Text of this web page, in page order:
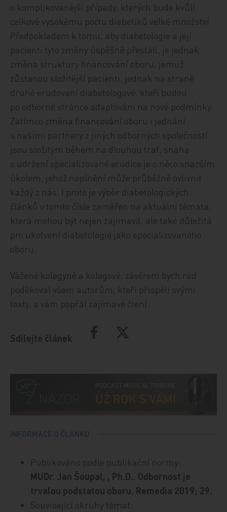
o komplikovanější případy, kterých bude kvůli
celkově vysokému počtu diabetiků velké množství.
Předpokladem k tomu, aby diabetologie a její
pacienti tyto změny úspěšně přestáli, je jednak
změna struktury financování oboru, jemuž
zůstanou složitější pacienti, jednak na straně
druhé erudovaní diabetologové, kteří budou
po odborné stránce adaptováni na nové podmínky.
Zatímco změna financování oboru i jednání
s našimi partnery z jiných odborných společností
jsou složitým během na dlouhou trať, snaha
o udržení specializované erudice je o něco snazším
úkolem, jehož naplnění může průběžně ovlivnit
každý z nás. I proto je výběr diabetologických
článků v tomto čísle zaměřen na aktuální témata,
která mohou být nejen zajímavá, ale také důležitá
pro ukotvení diabetologie jako specializovaného
oboru.
Vážené kolegyně a kolegové, závěrem bych rád
poděkoval všem autorům, kteří přispěli svými
texty, a vám popřál zajímavé čtení.
Sdílejte článek
Publikováno podle publikační normy:
MUDr. Jan Šoupal, , Ph.D.. Odbornost je
trvalou podstatou oboru. Remedia 2019; 29.
Související okruhy témat: